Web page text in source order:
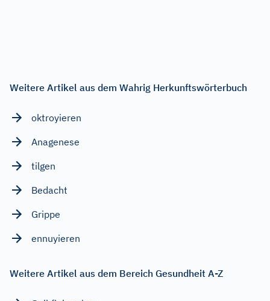
Weitere Artikel aus dem Wahrig Herkunftswörterbuch
oktroyieren
Anagenese
tilgen
Bedacht
Grippe
ennuyieren
Weitere Artikel aus dem Bereich Gesundheit A-Z